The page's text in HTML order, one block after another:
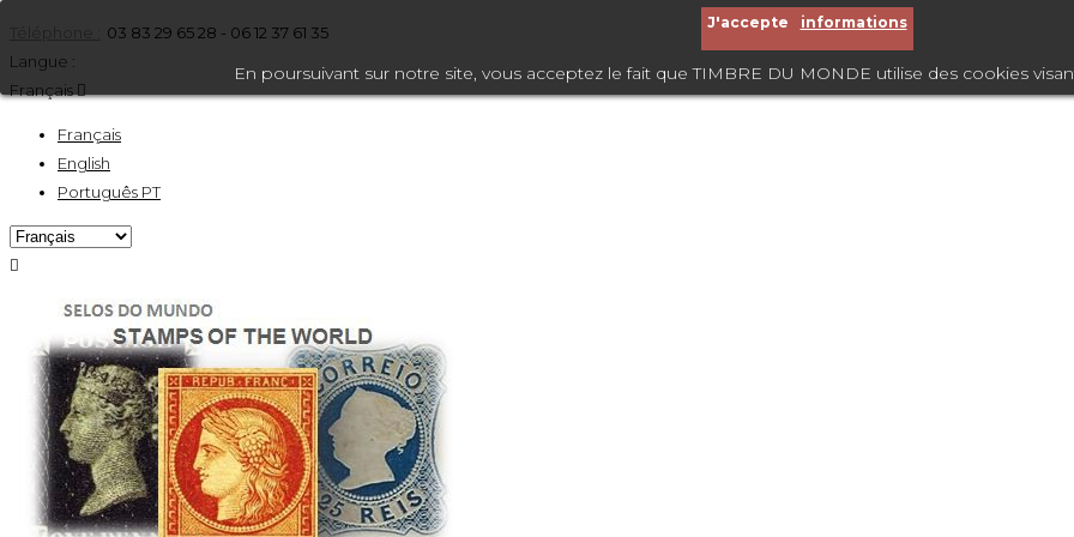
03 83 29 65 28 - 06 12 37 61 35
Langue :
Français 
Français
English
Português PT

J'accepte informations
En poursuivant sur notre site, vous acceptez le fait que TIMBRE DU MONDE utilise des cookies